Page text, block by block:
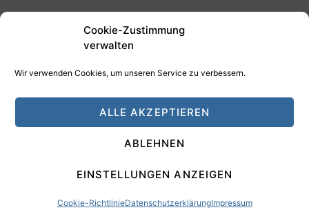
Cookie-Zustimmung
verwalten
Wir verwenden Cookies, um unseren Service zu verbessern.
ALLE AKZEPTIEREN
ABLEHNEN
EINSTELLUNGEN ANZEIGEN
Cookie-RichtlinieDatenschutzerklärungImpressum
HAMANN DESIGN - Digitale Medien
Impressum Datenschutz